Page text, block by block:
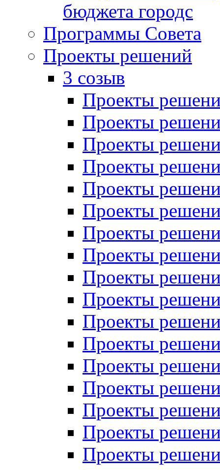
бюджета городс
Программы Совета
Проекты решений
3 созыв
Проекты
Проекты
Проекты
Проекты
Проекты
Проекты
Проекты
Проекты
Проекты
Проекты
Проекты
Проекты
Проекты
Проекты
Проекты
Проекты
Проекты